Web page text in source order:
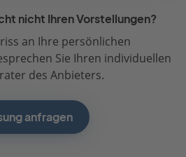
nicht Ihren Vorstellungen?
an Ihre persönlichen
Sie Ihren individuellen
des Anbieters.
anfragen